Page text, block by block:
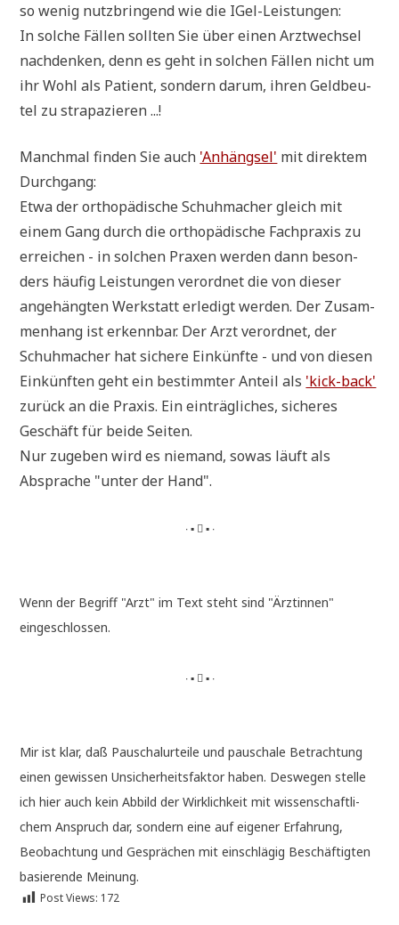
so wenig nutz­brin­gend wie die IGel-Leistungen:
In sol­che Fäl­len soll­ten Sie über einen Arzt­wech­sel
nach­den­ken, denn es geht in sol­chen Fäl­len nicht um
ihr Wohl als Pati­ent, son­dern dar­um, ihren Geld­beu­
tel zu strapazieren ...!
Manch­mal fin­den Sie auch 'Anhäng­sel' mit direk­tem
Durchgang:
Etwa der ortho­pä­di­sche Schuh­ma­cher gleich mit
einem Gang durch die ortho­pä­di­sche Fach­pra­xis zu
errei­chen - in sol­chen Pra­xen wer­den dann beson­
ders häu­fig Lei­stun­gen ver­ord­net die von die­ser
ange­häng­ten Werk­statt erle­digt wer­den. Der Zusam­
men­hang ist erkenn­bar. Der Arzt ver­ord­net, der
Schuh­ma­cher hat siche­re Ein­künf­te - und von die­sen
Ein­künf­ten geht ein bestimm­ter Anteil als 'kick-back'
zurück an die Pra­xis. Ein ein­träg­li­ches, siche­res
Geschäft für bei­de Seiten.
Nur zuge­ben wird es nie­mand, sowas läuft als
Abspra­che "unter der Hand".
∙ ▪  ▪ ∙
Wenn der Begriff "Arzt" im Text steht sind "Ärz­tin­nen"
eingeschlossen.
∙ ▪  ▪ ∙
Mir ist klar, daß Pau­schal­ur­tei­le und pau­scha­le Betrach­tung
einen gewis­sen Unsi­cher­heits­fak­tor haben. Des­we­gen stel­le
ich hier auch kein Abbild der Wirk­lich­keit mit wis­sen­schaft­li­
chem Anspruch dar, son­dern eine auf eige­ner Erfah­rung,
Beob­ach­tung und Gesprä­chen mit ein­schlä­gig Beschäf­tig­ten
basie­ren­de Meinung.
Post Views: 172